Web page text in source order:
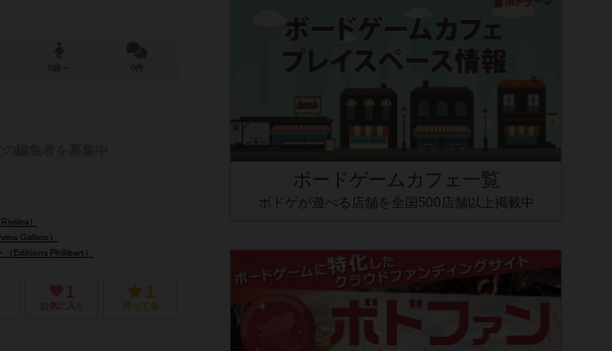
）
Galliou）
（Editions Philibert）
1
お気に入り
1
持ってる
ボードゲームカフェ一覧
ボドゲが遊べる店舗を全国500店舗以上掲載中